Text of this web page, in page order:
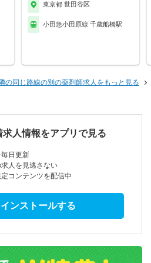
東京都 世田谷区
小田急小田原線 千歳船橋駅
の同じ路線の別の薬剤師求人をもっと見る
人情報をアプリで見る
日更新
人を見逃さない
コンテンツを配信中
ンストールする